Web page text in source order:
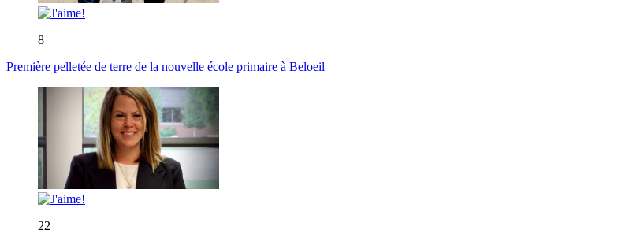
8
Première pelletée de terre de la nouvelle école primaire à Beloeil
22